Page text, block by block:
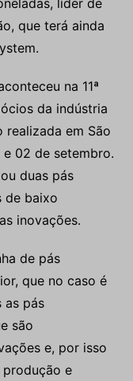
que terá ainda
na 11ª
da indústria
realizada em São
02 de setembro.
duas pás
de baixo
inovações.
de pás
que no caso é
as pás
são
e, por isso
e